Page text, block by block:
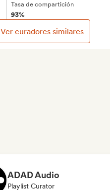
Tasa de compartición
93%
Ver curadores similares
ADAD Audio
Playlist Curator